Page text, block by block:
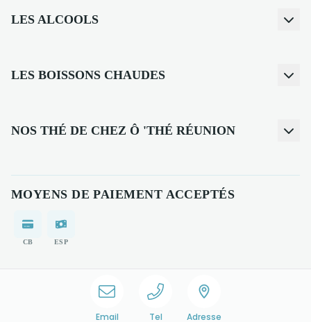
LES ALCOOLS
LES BOISSONS CHAUDES
NOS THÉ DE CHEZ Ô 'THÉ RÉUNION
MOYENS DE PAIEMENT ACCEPTÉS
CB ESP
Email Tel Adresse